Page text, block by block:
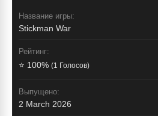
Название игры:
Stickman War
Рейтинг:
⭐ 100% (1 Голосов)
Выпущено:
2 March 2026